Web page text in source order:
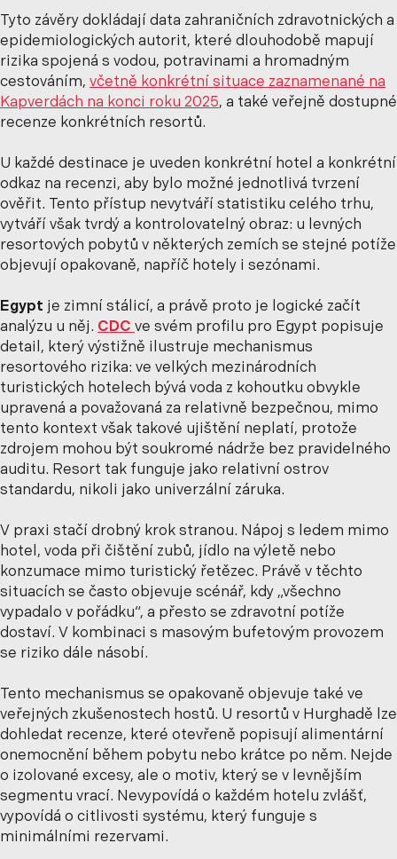
Tyto závěry dokládají data zahraničních zdravotnických a
epidemiologických autorit, které dlouhodobě mapují
rizika spojená s vodou, potravinami a hromadným
cestováním, včetně konkrétní situace zaznamenané na
Kapverdách na konci roku 2025, a také veřejně dostupné
recenze konkrétních resortů.
U každé destinace je uveden konkrétní hotel a konkrétní
odkaz na recenzi, aby bylo možné jednotlivá tvrzení
ověřit. Tento přístup nevytváří statistiku celého trhu,
vytváří však tvrdý a kontrolovatelný obraz: u levných
resortových pobytů v některých zemích se stejné potíže
objevují opakovaně, napříč hotely i sezónami.
Egypt je zimní stálicí, a právě proto je logické začít
analýzu u něj. CDC ve svém profilu pro Egypt popisuje
detail, který výstižně ilustruje mechanismus
resortového rizika: ve velkých mezinárodních
turistických hotelech bývá voda z kohoutku obvykle
upravená a považovaná za relativně bezpečnou, mimo
tento kontext však takové ujištění neplatí, protože
zdrojem mohou být soukromé nádrže bez pravidelného
auditu. Resort tak funguje jako relativní ostrov
standardu, nikoli jako univerzální záruka.
V praxi stačí drobný krok stranou. Nápoj s ledem mimo
hotel, voda při čištění zubů, jídlo na výletě nebo
konzumace mimo turistický řetězec. Právě v těchto
situacích se často objevuje scénář, kdy „všechno
vypadalo v pořádku“, a přesto se zdravotní potíže
dostaví. V kombinaci s masovým bufetovým provozem
se riziko dále násobí.
Tento mechanismus se opakovaně objevuje také ve
veřejných zkušenostech hostů. U resortů v Hurghadě lze
dohledat recenze, které otevřeně popisují alimentární
onemocnění během pobytu nebo krátce po něm. Nejde
o izolované excesy, ale o motiv, který se v levnějším
segmentu vrací. Nevypovídá o každém hotelu zvlášť,
vypovídá o citlivosti systému, který funguje s
minimálními rezervami.